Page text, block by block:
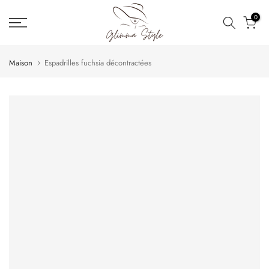
au
0
Maison Espadrilles fuchsia décontractées